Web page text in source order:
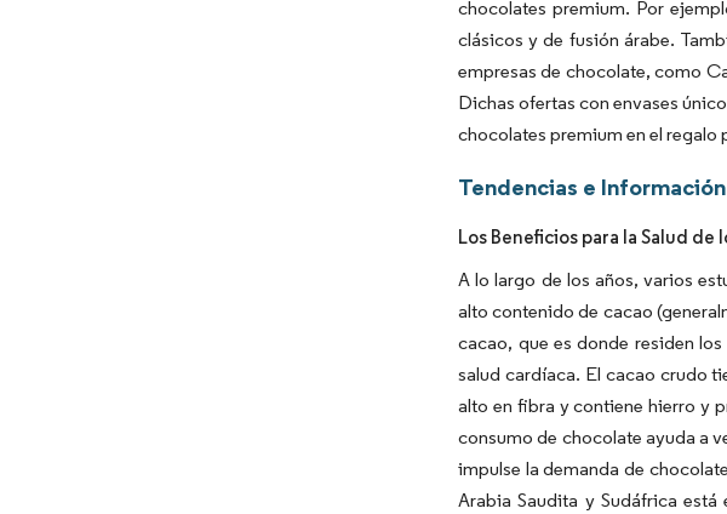
chocolates premium. Por
clásicos y de fusión árabe.
empresas de chocolate, como
Dichas ofertas con envases
chocolates premium en el
Tendencias e
Los Beneficios para la Salud
A lo largo de los años, varios
alto contenido de cacao
cacao, que es donde residen
salud cardíaca. El cacao crudo
alto en fibra y contiene hierro y
consumo de chocolate ayuda a
impulse la demanda de
Arabia Saudita y Sudáfrica